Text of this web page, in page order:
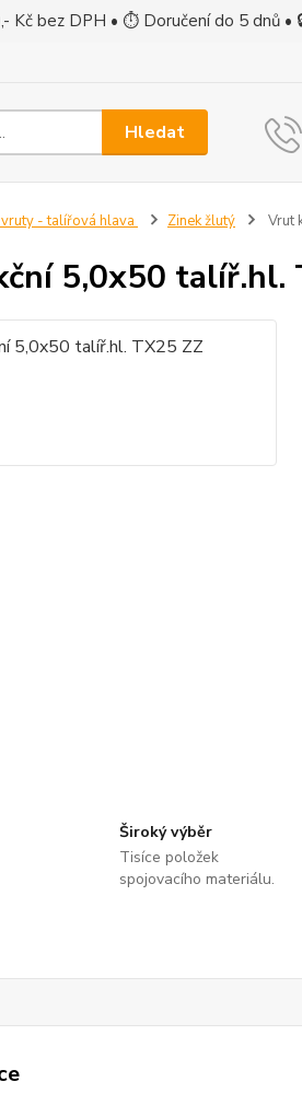
Kč bez DPH • ⏱ Doručení do 5 dnů •
Hledat
- talířová hlava Zinek žlutý Vrut
5,0x50 talíř.hl.
Široký výběr
Tisíce položek
spojovacího materiálu.